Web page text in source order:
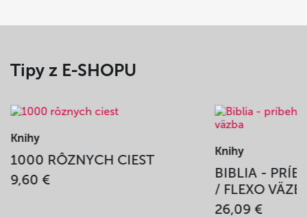
Tipy z E-SHOPU
Knihy
1000 RÔZNYCH CIEST
9,60 €
Knihy
BIBLIA -
/ FLEXO
26,09 €